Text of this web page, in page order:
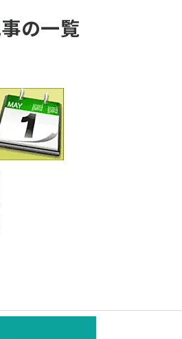
事の一覧